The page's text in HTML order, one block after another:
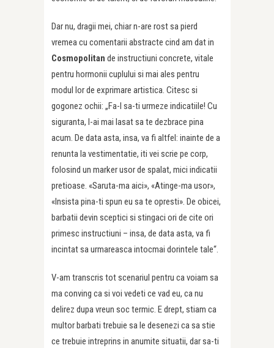
Dar nu, dragii mei, chiar n-are rost sa pierd
vremea cu comentarii abstracte cind am dat in
Cosmopolitan de instructiuni concrete, vitale
pentru hormonii cuplului si mai ales pentru
modul lor de exprimare artistica. Citesc si
gogonez ochii: „Fa-l sa-ti urmeze indicatiile! Cu
siguranta, l-ai mai lasat sa te dezbrace pina
acum. De data asta, insa, va fi altfel: inainte de a
renunta la vestimentatie, iti vei scrie pe corp,
folosind un marker usor de spalat, mici indicatii
pretioase. «Saruta-ma aici», «Atinge-ma usor»,
«Insista pina-ti spun eu sa te opresti». De obicei,
barbatii devin sceptici si stingaci ori de cite ori
primesc instructiuni – insa, de data asta, va fi
incintat sa urmareasca intocmai dorintele tale“.
V-am transcris tot scenariul pentru ca voiam sa
ma conving ca si voi vedeti ce vad eu, ca nu
delirez dupa vreun soc termic. E drept, stiam ca
multor barbati trebuie sa le desenezi ca sa stie
ce trebuie intreprins in anumite situatii, dar sa-ti